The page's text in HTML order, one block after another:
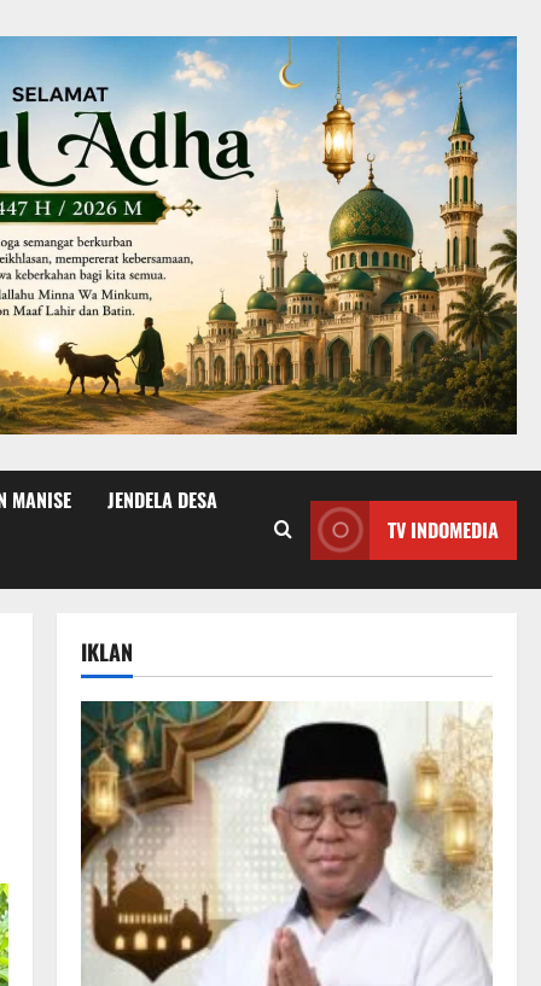
MANISE
JENDELA DESA
TV INDOMEDIA
IKLAN